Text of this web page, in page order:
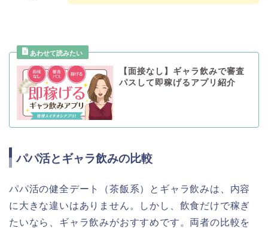
【面接なし】ギャラ飲みで審査
パスして即稼げるアプリ紹介
パパ活とギャラ飲みの比較
パパ活の健全デート（茶飯系）とギャラ飲みは、内容
に大きな違いはありません。しかし、飲食だけで稼ぎ
たいなら、ギャラ飲みがおすすめです。両者の比較を